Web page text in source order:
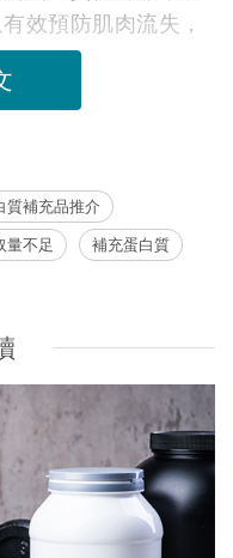
效預防肌肉流失，
質補充品推介
量不足
補充蛋白質